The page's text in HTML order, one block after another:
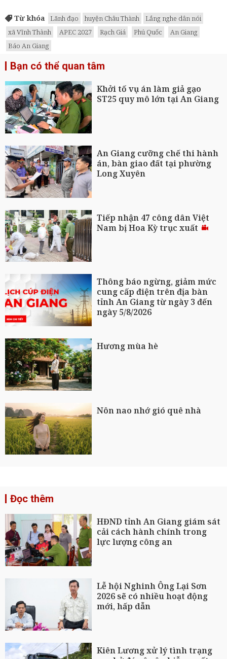
Từ khóa Lãnh đạo huyện Châu Thành
Lắng nghe dân nói
xã Vĩnh Thành
APEC 2027 Rạch Giá Phú Quốc
An Giang
Báo An Giang
Bạn có thể quan tâm
Khởi tố vụ án làm giả gạo
ST25 quy mô lớn tại An Giang
An Giang cưỡng chế thi hành
án, bàn giao đất tại phường
Long Xuyên
Tiếp nhận 47 công dân Việt
Nam bị Hoa Kỳ trục xuất
Thông báo ngừng, giảm mức
cung cấp điện trên địa bàn
tỉnh An Giang từ ngày 3 đến
ngày 5/8/2026
Hương mùa hè
Nôn nao nhớ gió quê nhà
Đọc thêm
HĐND tỉnh An Giang giám sát
cải cách hành chính trong
lực lượng công an
Lễ hội Nghinh Ông Lại Sơn
2026 sẽ có nhiều hoạt động
mới, hấp dẫn
Kiên Lương xử lý tình trạng